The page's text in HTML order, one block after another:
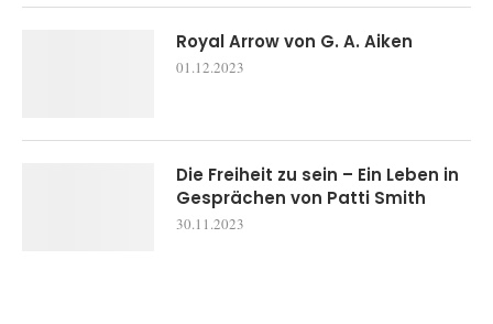
Royal Arrow von G. A. Aiken
01.12.2023
Die Freiheit zu sein – Ein Leben in
Gesprächen von Patti Smith
30.11.2023